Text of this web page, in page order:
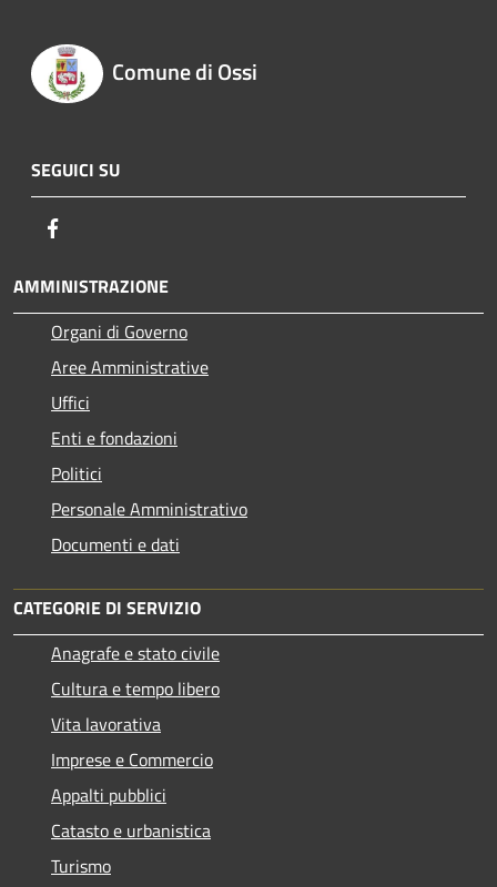
Comune di Ossi
SEGUICI SU
AMMINISTRAZIONE
Organi di Governo
Aree Amministrative
Uffici
Enti e fondazioni
Politici
Personale Amministrativo
Documenti e dati
CATEGORIE DI SERVIZIO
Anagrafe e stato civile
Cultura e tempo libero
Vita lavorativa
Imprese e Commercio
Appalti pubblici
Catasto e urbanistica
Turismo